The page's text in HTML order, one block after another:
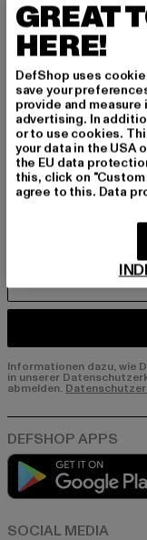
BEN!
Melde dich hier
erhalte künftig
nds, Angebote
er E-Mail!
An welchen
E-MAIL
Informationen dazu, wie
in unserer
abmelden.
GREAT
HERE!
DefShop uses
save your
provide and
advertising. In
or to use cookies.
your data in the USA
the EU data
this, click on
agree to this. Data